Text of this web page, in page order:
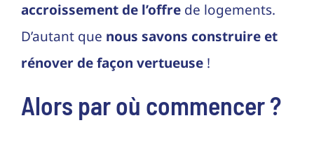
accroissement de l’offrede logements.
D’autant que nous savons construire et
rénover de façon vertueuse!
Alors par où commencer ?